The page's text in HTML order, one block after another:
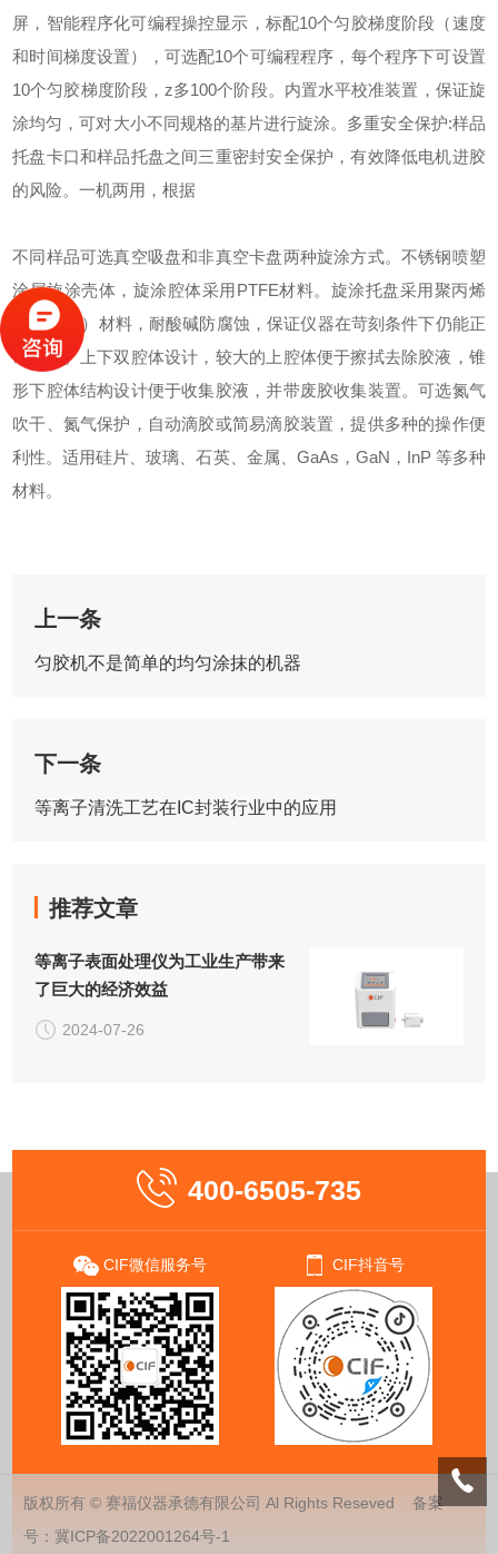
屏，智能程序化可编程操控显示，标配10个匀胶梯度阶段（速度
和时间梯度设置），可选配10个可编程程序，每个程序下可设置
10个匀胶梯度阶段， z多100个阶段。 内置水平校准装置，保证旋
涂均匀，可对大小不同规格的基片进行旋涂。 多重安全保护:样品
托盘卡口和样品托盘之间三重密封安全保护，有效降低电机进胶
的风险。一机两用，根据
不同样品可选真空吸盘和非真空卡盘两种旋涂方式。 不锈钢喷塑
涂层旋涂壳体，旋涂腔体采用 PTFE材料。旋涂托盘采用聚丙烯
（NPP-H）材料，耐酸碱防腐蚀，保证仪器在苛刻条件下仍能正
常运行。 上下双腔体设计，较大的上腔体便于擦拭去除胶液，锥
形下腔体结构设计便于收集胶液，并带废胶收集装置。可选氮气
吹干、氮气保护，自动滴胶或简易滴胶装置，提供多种的操作便
利性。适用硅片、玻璃、石英、金属、 GaAs，GaN，InP 等多种
材料。
上一条
匀胶机不是简单的均匀涂抹的机器
下一条
等离子清洗工艺在IC封装行业中的应用
推荐文章
等离子表面处理仪为工业生产带来
了巨大的经济效益
2024-07-26
400-6505-735
CIF微信服务号 CIF抖音号
版权所有 © 赛福仪器承德有限公司 Al Rights Reseved 备案
号： 冀ICP备2022001264号-1